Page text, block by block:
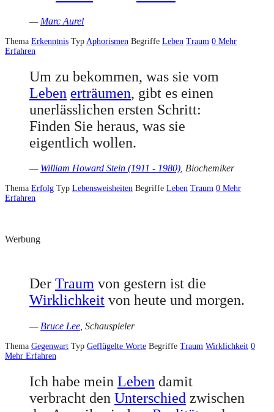
— Marc Aurel
Thema Erkenntnis Typ Aphorismen Begriffe Leben Traum 0 Mehr
Erfahren
Um zu bekommen, was sie vom
Leben erträumen, gibt es einen
unerlässlichen ersten Schritt:
Finden Sie heraus, was sie
eigentlich wollen.
— William Howard Stein (1911 - 1980), Biochemiker
Thema Erfolg Typ Lebensweisheiten Begriffe Leben Traum 0 Mehr
Erfahren
Werbung
Der Traum von gestern ist die
Wirklichkeit von heute und morgen.
— Bruce Lee , Schauspieler
Thema Gegenwart Typ Geflügelte Worte Begriffe Traum Wirklichkeit 0
Mehr Erfahren
Ich habe mein Leben damit
verbracht den Unterschied zwischen